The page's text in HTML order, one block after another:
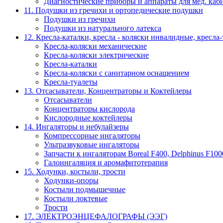
11. Подушки из гречихи и ортопедические подушки
Подушки из гречихи
Подушки из натурального латекса
12. Кресла-каталки, кресла - коляски инвалидные,
Кресла-коляски механические
Кресла-коляски электрические
Кресла-каталки
Кресла-коляски с санитарном оснащением
Кресла-туалеты
13. Отсасыватели, Концентраторы и Коктейлеры
Отсасыватели
Концентраторы кислорода
Кислородные коктейлеры
14. Ингаляторы и небулайзеры
Компрессорные ингаляторы
Ультразвуковые ингаляторы
Запчасти к ингаляторам Boreal F400, Delphinus
Галоингаляция и аромафитотерапия
15. Ходунки, костыли, трости
Ходунки-опоры
Костыли подмышечные
Костыли локтевые
Трости
17. ЭЛЕКТРО­ЭНЦЕФАЛОГРАФЫ (ЭЭГ)